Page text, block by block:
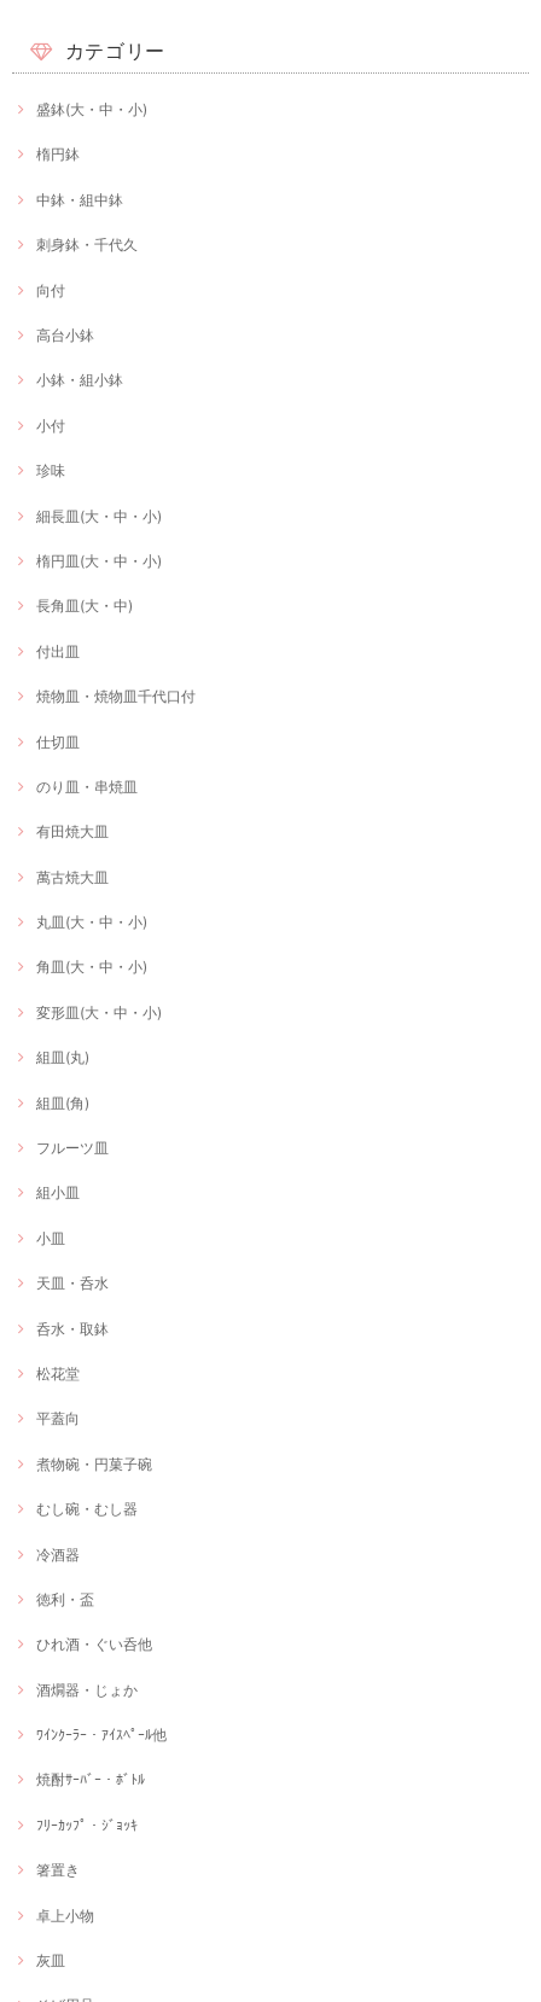
カテゴリー
盛鉢(大・中・小)
楕円鉢
中鉢・組中鉢
刺身鉢・千代久
向付
高台小鉢
小鉢・組小鉢
小付
珍味
細長皿(大・中・小)
楕円皿(大・中・小)
長角皿(大・中)
付出皿
焼物皿・焼物皿千代口付
仕切皿
のり皿・串焼皿
有田焼大皿
萬古焼大皿
丸皿(大・中・小)
角皿(大・中・小)
変形皿(大・中・小)
組皿(丸)
組皿(角)
フルーツ皿
組小皿
小皿
天皿・呑水
呑水・取鉢
松花堂
平蓋向
煮物碗・円菓子碗
むし碗・むし器
冷酒器
徳利・盃
ひれ酒・ぐい呑他
酒燗器・じょか
ﾜｲﾝｸｰﾗｰ・ｱｲｽﾍﾟｰﾙ他
焼酎ｻｰﾊﾞｰ・ﾎﾞﾄﾙ
ﾌﾘｰｶｯﾌﾟ・ｼﾞｮｯｷ
箸置き
卓上小物
灰皿